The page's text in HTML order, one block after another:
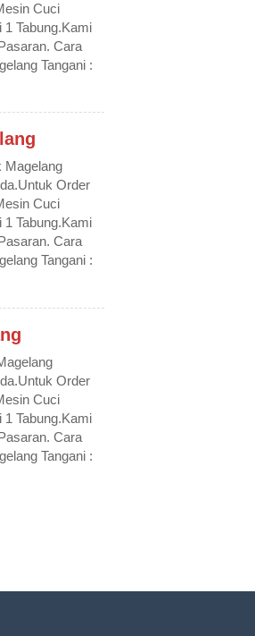
Cuci
Tabung.Kami
Cara
Tangani :
Magelang
Order
Cuci
Tabung.Kami
Cara
Tangani :
Order
Cuci
Tabung.Kami
Cara
Tangani :